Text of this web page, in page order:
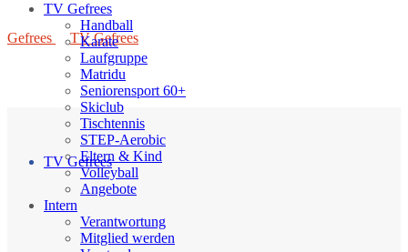
Gefrees
TV Gefrees
TV Gefrees
Handball
Karate
Laufgruppe
Matridu
Seniorensport 60+
Skiclub
Tischtennis
STEP-Aerobic
Eltern & Kind
Volleyball
Angebote
Intern
Verantwortung
Mitglied werden